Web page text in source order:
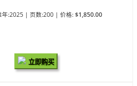
年:2025 | 页数:200 | 价格: $1,850.00
立即购买